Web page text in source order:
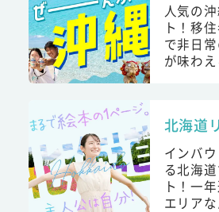
人気の
ト！移
で非日
が味わえ
北海道
インバ
る北海
ト！一
エリアな